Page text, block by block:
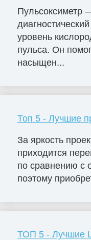
Пульсоксиметр
уровень
пульса. Он
насыщен...
Топ 5 - Лучшие
За яркость
приходится
по сравнению с
поэтому
ТОП 5 - Лучшие